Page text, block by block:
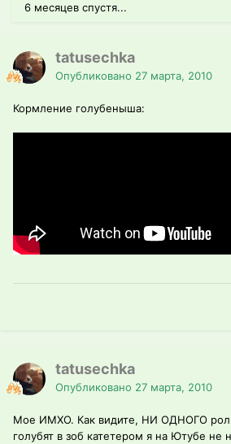
6 месяцев спустя...
tatusechka
Опубликовано 27 марта, 2010
Кормление голубеныша:
tatusechka
Опубликовано 27 марта, 2010
Мое ИМХО. Как видите, НИ ОДНОГО
голубят в зоб катетером я на Ютубе не